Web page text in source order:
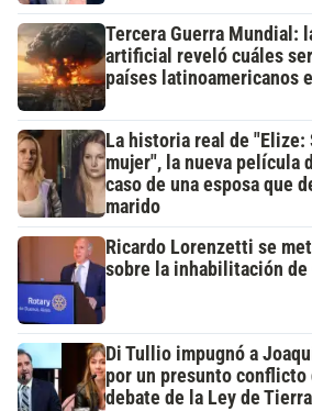
Tercera Guerra Mundial:
artificial reveló cuáles
países latinoamericanos
La historia real de "Elize:
mujer", la nueva película
caso de una esposa que
marido
Ricardo Lorenzetti se
sobre la inhabilitación
Di Tullio impugnó a
por un presunto conflicto
debate de la Ley de